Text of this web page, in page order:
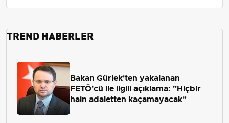
TREND HABERLER
Bakan Gürlek'ten yakalanan
FETÖ'cü ile ilgili açıklama: "Hiçbir
hain adaletten kaçamayacak"